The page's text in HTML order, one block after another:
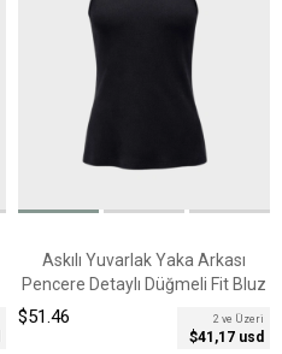
Askılı Yuvarlak Yaka Arkası
Pencere Detaylı Düğmeli Fit Bluz
2 ve Üzeri
$41,17 usd
$51.46